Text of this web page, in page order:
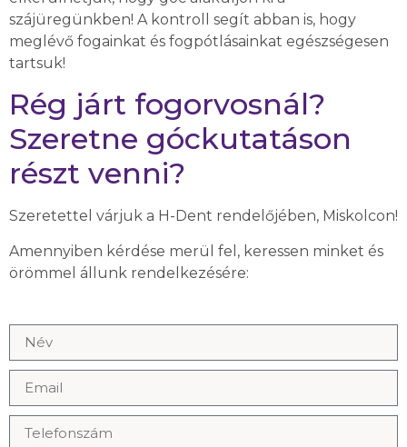
szájüregünkben! A kontroll segít abban is, hogy
meglévő fogainkat és fogpótlásainkat egészségesen
tartsuk!
Rég járt fogorvosnál?
Szeretne góckutatáson
részt venni?
Szeretettel várjuk a H-Dent rendelőjében, Miskolcon!
Amennyiben kérdése merül fel, keressen minket és
örömmel állunk rendelkezésére: